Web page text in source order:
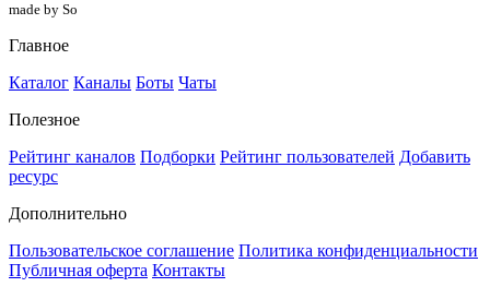
made by So
Главное
Каталог Каналы Боты Чаты
Полезное
Рейтинг каналов Подборки Рейтинг пользователей Добавить
ресурс
Дополнительно
Пользовательское соглашение Политика конфиденциальности
Публичная оферта Контакты